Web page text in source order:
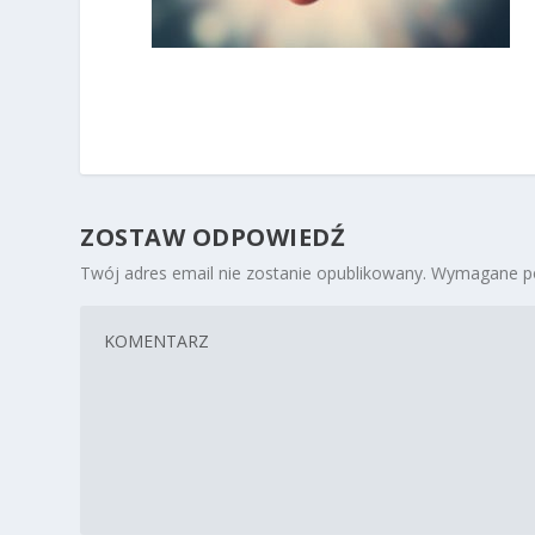
ZOSTAW ODPOWIEDŹ
Twój adres email nie zostanie opublikowany. Wymagane